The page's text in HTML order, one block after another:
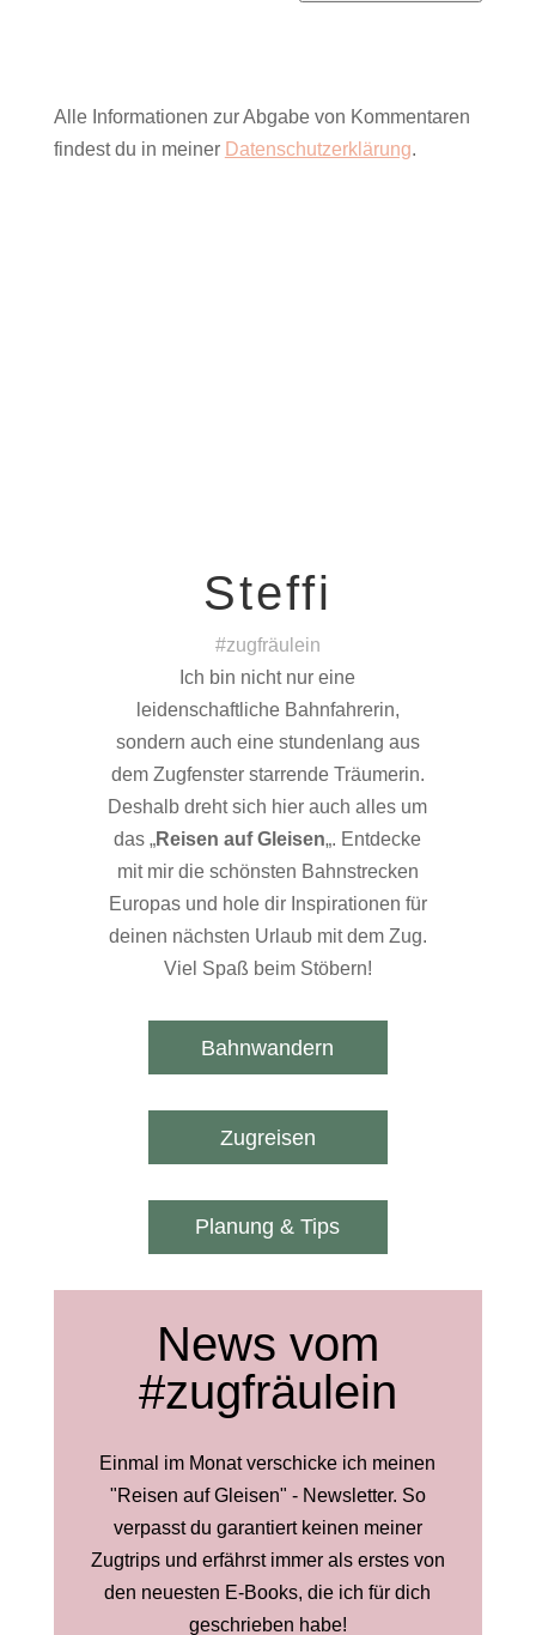
Alle Informationen zur Abgabe von Kommentaren
findest du in meiner Datenschutzerklärung.
Steffi
#zugfräulein
Ich bin nicht nur eine
leidenschaftliche Bahnfahrerin,
sondern auch eine stundenlang aus
dem Zugfenster starrende Träumerin.
Deshalb dreht sich hier auch alles um
das „Reisen auf Gleisen„. Entdecke
mit mir die schönsten Bahnstrecken
Europas und hole dir Inspirationen für
deinen nächsten Urlaub mit dem Zug.
Viel Spaß beim Stöbern!
Bahnwandern
Zugreisen
Planung & Tips
News vom
#zugfräulein
Einmal im Monat verschicke ich meinen
"Reisen auf Gleisen" - Newsletter. So
verpasst du garantiert keinen meiner
Zugtrips und erfährst immer als erstes von
den neuesten E-Books, die ich für dich
geschrieben habe!